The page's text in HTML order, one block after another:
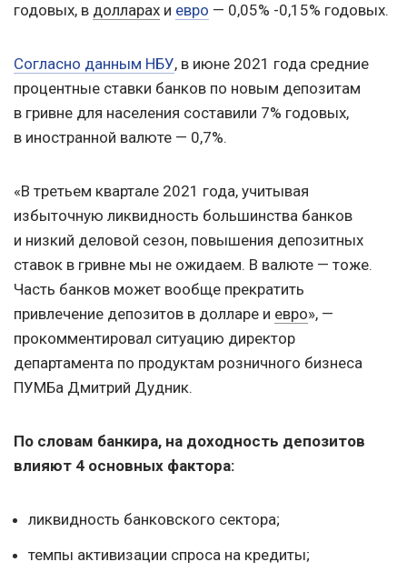
годовых, в долларах и евро — 0,05% -0,15% годовых.
Согласно данным НБУ, в июне 2021 года средние
процентные ставки банков по новым депозитам
в гривне для населения составили 7% годовых,
в иностранной валюте — 0,7%.
«В третьем квартале 2021 года, учитывая
избыточную ликвидность большинства банков
и низкий деловой сезон, повышения депозитных
ставок в гривне мы не ожидаем. В валюте — тоже.
Часть банков может вообще прекратить
привлечение депозитов в долларе и евро», —
прокомментировал ситуацию директор
департамента по продуктам розничного бизнеса
ПУМБа Дмитрий Дудник.
По словам банкира, на доходность депозитов
влияют 4 основных фактора:
ликвидность банковского сектора;
темпы активизации спроса на кредиты;